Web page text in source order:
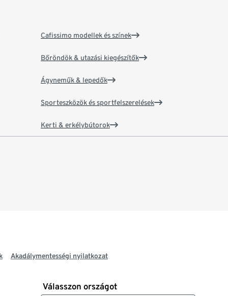
Cafissimo modellek és színek
Bőröndök & utazási kiegészítők
Ágyneműk & lepedők
Sporteszközök és sportfelszerelések
Kerti & erkélybútorok
Akadálymentességi nyilatkozat
Válasszon országot